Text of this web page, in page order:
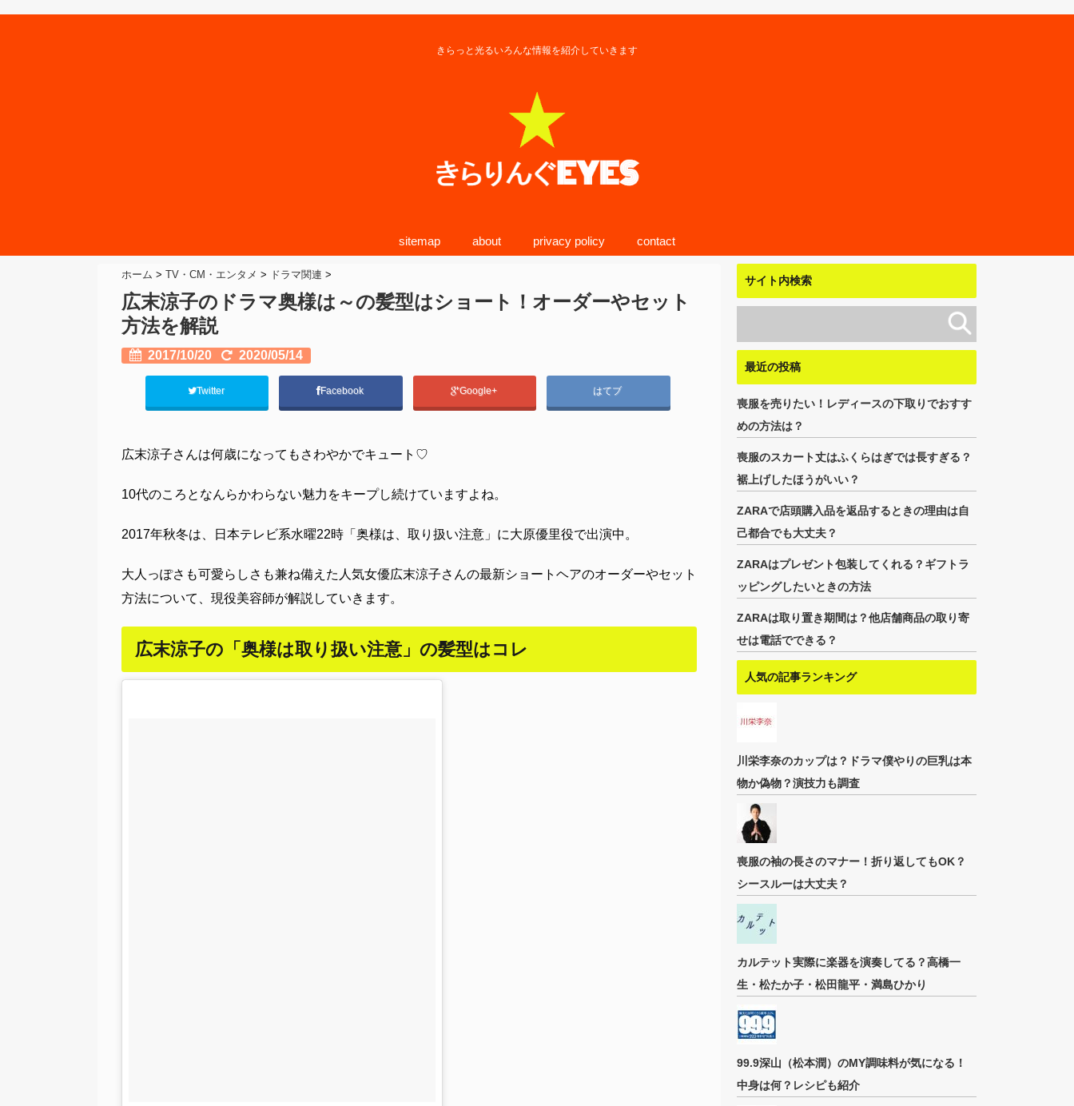
きらっと光るいろんな情報を紹介していきます
sitemap about privacy policy contact
ホーム > TV・CM・エンタメ > ドラマ関連 >
広末涼子のドラマ奥様は～の髪型はショート！オーダーやセット
方法を解説
2017/10/20 2020/05/14
Twitter Facebook Google+ はてブ
広末涼子さんは何歳になってもさわやかでキュート♡
10代のころとなんらかわらない魅力をキープし続けていますよね。
2017年秋冬は、日本テレビ系水曜22時「奥様は、取り扱い注意」に大原優里役で出演中。
大人っぽさも可愛らしさも兼ね備えた人気女優広末涼子さんの最新ショートヘアのオーダーやセット
方法について、現役美容師が解説していきます。
広末涼子の「奥様は取り扱い注意」の髪型はコレ
サイト内検索
最近の投稿
喪服を売りたい！レディースの下取りでおすす
めの方法は？
喪服のスカート丈はふくらはぎでは長すぎる？
裾上げしたほうがいい？
ZARAで店頭購入品を返品するときの理由は自
己都合でも大丈夫？
ZARAはプレゼント包装してくれる？ギフトラ
ッピングしたいときの方法
ZARAは取り置き期間は？他店舗商品の取り寄
せは電話でできる？
人気の記事ランキング
川栄李奈のカップは？ドラマ僕やりの巨乳は本
物か偽物？演技力も調査
喪服の袖の長さのマナー！折り返してもOK？
シースルーは大丈夫？
カルテット実際に楽器を演奏してる？高橋一
生・松たか子・松田龍平・満島ひかり
99.9深山（松本潤）のMY調味料が気になる！
中身は何？レシピも紹介